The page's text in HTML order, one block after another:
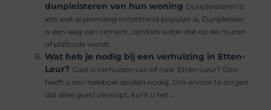
dunpleisteren van hun woning Dunpleisteren is
iets wat al jarenlang ontzettend populair is. Dunpleister
is een laag van cement, zand en water dat op de muren
of plafonds wordt...
Wat heb je nodig bij een verhuizing in Etten-
Leur? Gaat u verhuizen van of naar Etten-Leur? Dan
heeft u een heleboel spullen nodig. Om ervoor te zorgen
dat alles goed verloopt, kunt u het...